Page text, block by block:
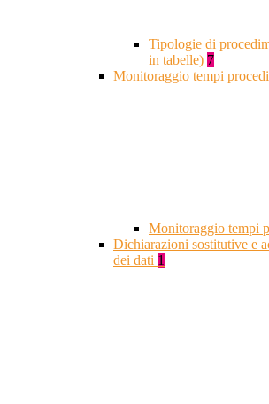
Tipologie di
in tabelle) 7
Monitoraggio tempi
Monitoraggio tempi
Dichiarazioni sostitutive e
dei dati 1